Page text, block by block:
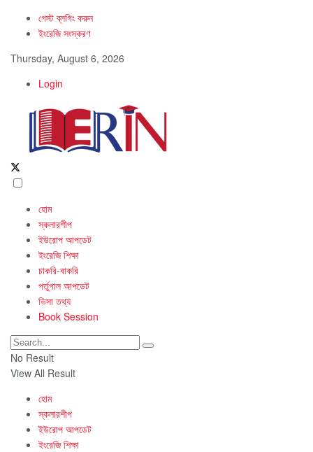
গেস্ট ব্লগিং করুন
ইংরেজি সংস্করণ
Thursday, August 6, 2026
Login
হোম
স্কলারশীপ
ইউরোপ আপডেট
ইংরেজি শিক্ষা
চাকরি-বাকরি
পর্তুগাল আপডেট
ভিসা তথ্য
Book Session
No Result
View All Result
হোম
স্কলারশীপ
ইউরোপ আপডেট
ইংরেজি শিক্ষা